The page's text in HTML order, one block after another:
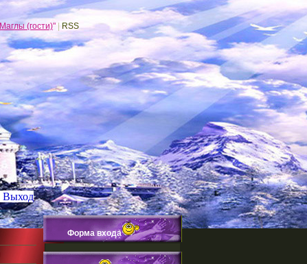
Маглы (гости)" RSS
Выход
Форма входа